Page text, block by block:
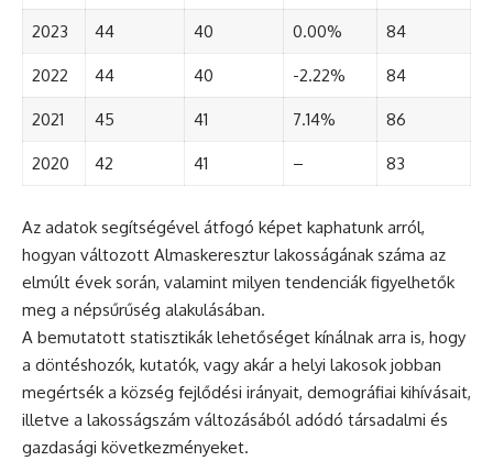
2023 44 40 0.00% 84
2022 44 40 -2.22% 84
2021 45 41 7.14% 86
2020 42 41 – 83
Az adatok segítségével átfogó képet kaphatunk arról,
hogyan változott Almaskeresztur lakosságának száma az
elmúlt évek során, valamint milyen tendenciák figyelhetők
meg a népsűrűség alakulásában.
A bemutatott statisztikák lehetőséget kínálnak arra is, hogy
a döntéshozók, kutatók, vagy akár a helyi lakosok jobban
megértsék a község fejlődési irányait, demográfiai kihívásait,
illetve a lakosságszám változásából adódó társadalmi és
gazdasági következményeket.